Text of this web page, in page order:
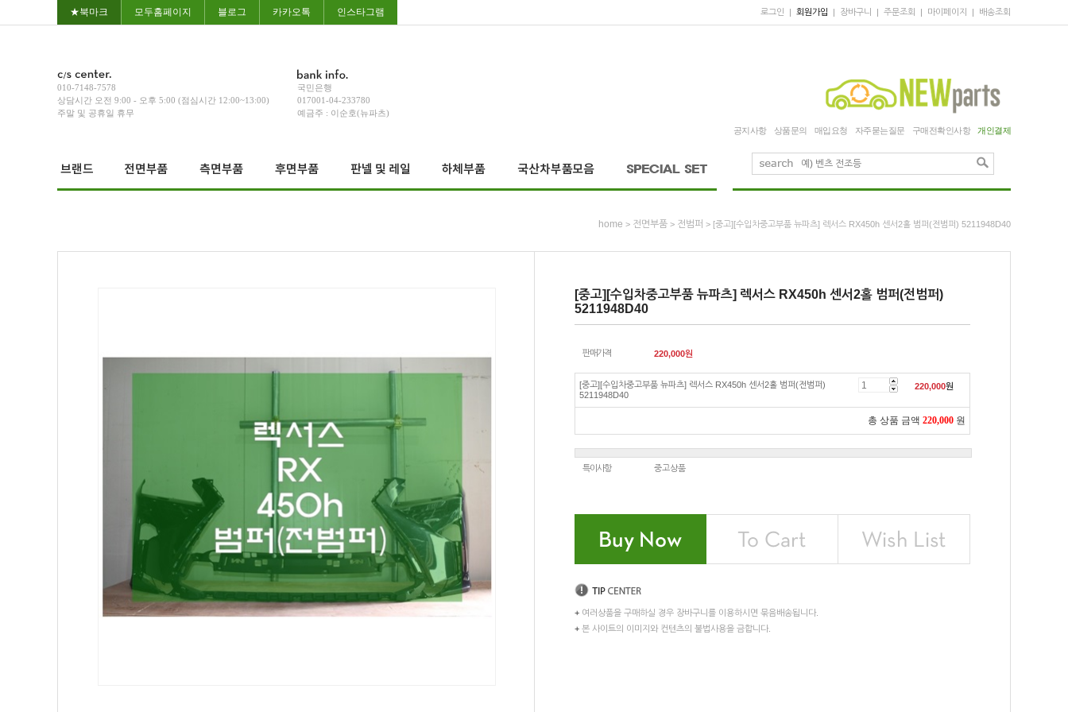
★북마크 모두홈페이지 블로그 카카오톡 인스타그램 로그인 | 회원가입 | 장바구니 | 주문조회 | 마이페이지 | 배송조회
010-7148-7578
상담시간 오전 9:00 - 오후 5:00 (점심시간 12:00~13:00)
주말 및 공휴일 휴무
국민은행
017001-04-233780
예금주 : 이순호(뉴파츠)
공지사항
상품문의 매입요청 자주묻는질문 구매전확인사항 개인결제
home > 전면부품 > 전범퍼 > [중고][수입차중고부품 뉴파츠] 렉서스 RX450h 센서2홀 범퍼(전범퍼) 5211948D40
[중고][수입차중고부품 뉴파츠] 렉서스 RX450h 센서2홀 범퍼(전범퍼)
5211948D40
판매가격 220,000원
[중고][수입차중고부품 뉴파츠] 렉서스 RX450h 센서2홀 범퍼(전범퍼)
5211948D40
220,000원
총 상품 금액 220,000 원
특이사항 중고상품
+ 여러상품을 구매하실 경우 장바구니를 이용하시면 묶음배송됩니다.
+ 본 사이트의 이미지와 컨텐츠의 불법사용을 금합니다.